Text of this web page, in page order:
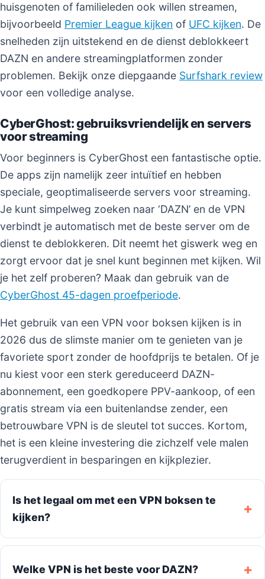
huisgenoten of familieleden ook willen streamen,
bijvoorbeeld Premier League kijken of UFC kijken. De
snelheden zijn uitstekend en de dienst deblokkeert
DAZN en andere streamingplatformen zonder
problemen. Bekijk onze diepgaande Surfshark review
voor een volledige analyse.
CyberGhost: gebruiksvriendelijk en servers
voor streaming
Voor beginners is CyberGhost een fantastische optie.
De apps zijn namelijk zeer intuïtief en hebben
speciale, geoptimaliseerde servers voor streaming.
Je kunt simpelweg zoeken naar ‘DAZN’ en de VPN
verbindt je automatisch met de beste server om de
dienst te deblokkeren. Dit neemt het giswerk weg en
zorgt ervoor dat je snel kunt beginnen met kijken. Wil
je het zelf proberen? Maak dan gebruik van de
CyberGhost 45-dagen proefperiode.
Het gebruik van een VPN voor boksen kijken is in
2026 dus de slimste manier om te genieten van je
favoriete sport zonder de hoofdprijs te betalen. Of je
nu kiest voor een sterk gereduceerd DAZN-
abonnement, een goedkopere PPV-aankoop, of een
gratis stream via een buitenlandse zender, een
betrouwbare VPN is de sleutel tot succes. Kortom,
het is een kleine investering die zichzelf vele malen
terugverdient in besparingen en kijkplezier.
Is het legaal om met een VPN boksen te
kijken?
Welke VPN is het beste voor DAZN?